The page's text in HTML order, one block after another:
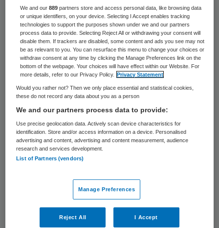
De bonden FNV, CNV, NU’91, FBZ hebben
met zorgorganisatie Cosis in Assen voor het
eerst een generatiepact gesloten. De
partijen zijn overeengekomen dat oudere
werknemers die maximaal vijf jaar van hun
AOW af zitten, voortaan minder uren
hoeven te werken en daarvoor
gecompenseerd worden.
Het pact moet oudere werknemers
ontlasten en meer werkplekken vrijmaken
procent van onze werknemers zou in
aanmerking kunnen komen om gebruik te
maken van deze generatieregeling”, aldus
We and our889 partners store and access personal data, like browsing data
or unique identifiers, on your device. Selecting I Accept enables tracking
technologies to support the purposes shown under we and our partners
process data to provide. Selecting Reject All or withdrawing your consent will
disable them. If trackers are disabled, some content and ads you see may not
be as relevant to you. You can resurface this menu to change your choices or
withdraw consent at any time by clicking the Manage Preferences link on the
bottom of the webpage. Your choices will have effect within our Website. For
more details, refer to our Privacy Policy.
Privacy Statement
Would you rather not? Then we only place essential and statistical cookies,
these do not record any data about you as a person
We and our partners process data to provide:
Use precise geolocation data. Actively scan device characteristics for
identification. Store and/or access information on a device. Personalised
advertising and content, advertising and content measurement, audience
research and services development.
List of Partners (vendors)
Manage Preferences
Reject All I Accept